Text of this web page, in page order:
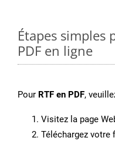
Étapes simples
PDF en ligne
Pour RTF en PDF,
Visitez la page
Téléchargez votre